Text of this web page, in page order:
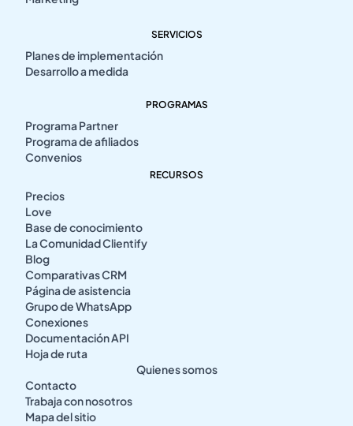
SERVICIOS
Planes de implementación
Desarrollo a medida
PROGRAMAS
Programa Partner
Programa de afiliados
Convenios
RECURSOS
Precios
Love
Base de conocimiento
La Comunidad Clientify
Blog
Comparativas CRM
Página de asistencia
Grupo de WhatsApp
Conexiones
Documentación API
Hoja de ruta
Quienes somos
Contacto
Trabaja con nosotros
Mapa del sitio